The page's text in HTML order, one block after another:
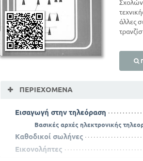
Σχολών
άλλες
ΠΕΡΙΕΧΌΜΕΝΑ
Εισαγωγή στην τηλεόραση
Βασικές αρχές ηλεκτρονικής
Καθοδικοί σωλήνες
Εικονολήπτες